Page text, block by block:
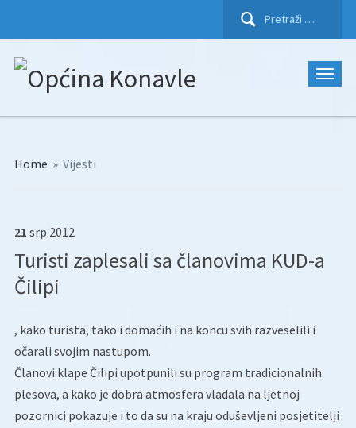
Pretraži:
Home » Vijesti
21 srp 2012
Turisti zaplesali sa članovima KUD-a
Čilipi
, kako turista, tako i domaćih i na koncu svih razveselili i
očarali svojim nastupom.
Članovi klape Čilipi upotpunili su program tradicionalnih
plesova, a kako je dobra atmosfera vladala na ljetnoj
pozornici pokazuje i to da su na kraju oduševljeni posjetitelji